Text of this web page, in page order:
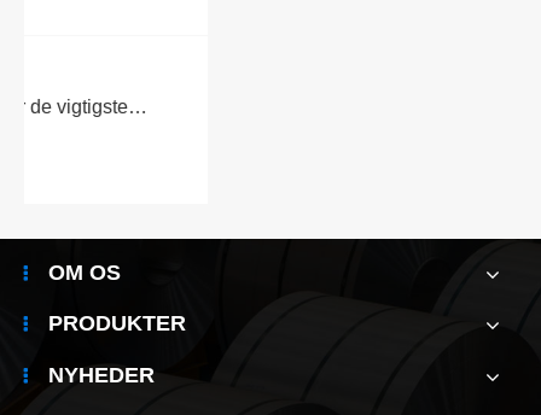
rustfrit stål?
OM OS
PRODUKTER
NYHEDER